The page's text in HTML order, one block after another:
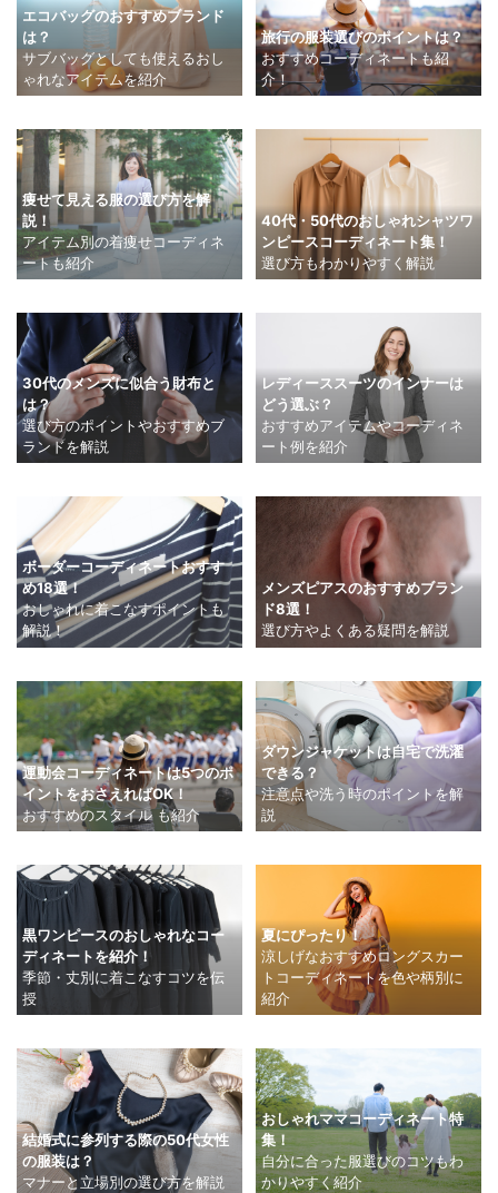
エコバッグのおすすめブランド
は？
サブバッグとしても使えるおし
ゃれなアイテムを紹介
旅行の服装選びのポイントは？
おすすめコーディネートも紹
介！
痩せて見える服の選び方を解
説！
アイテム別の着痩せコーディネ
ートも紹介
40代・50代のおしゃれシャツワ
ンピースコーディネート集！
選び方もわかりやすく解説
30代のメンズに似合う財布と
は？
選び方のポイントやおすすめブ
ランドを解説
レディーススーツのインナーは
どう選ぶ？
おすすめアイテムやコーディネ
ート例を紹介
ボーダーコーディネートおすす
め18選！
おしゃれに着こなすポイントも
解説！
メンズピアスのおすすめブラン
ド8選！
選び方やよくある疑問を解説
運動会コーディネートは5つのポ
イントをおさえればOK！
おすすめのスタイル も紹介
ダウンジャケットは自宅で洗濯
できる？
注意点や洗う時のポイントを解
説
黒ワンピースのおしゃれなコー
ディネートを紹介！
季節・丈別に着こなすコツを伝
授
夏にぴったり！
涼しげなおすすめロングスカー
トコーディネートを色や柄別に
紹介
結婚式に参列する際の50代女性
の服装は？
マナーと立場別の選び方を解説
おしゃれママコーディネート特
集！
自分に合った服選びのコツもわ
かりやすく紹介